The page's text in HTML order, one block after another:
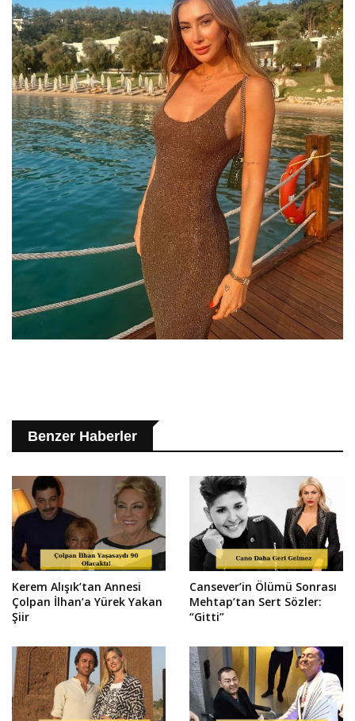
Benzer Haberler
Kerem Alışık’tan Annesi
Çolpan İlhan’a Yürek Yakan
Şiir
Cansever’in Ölümü Sonrası
Mehtap’tan Sert Sözler:
“Gitti”